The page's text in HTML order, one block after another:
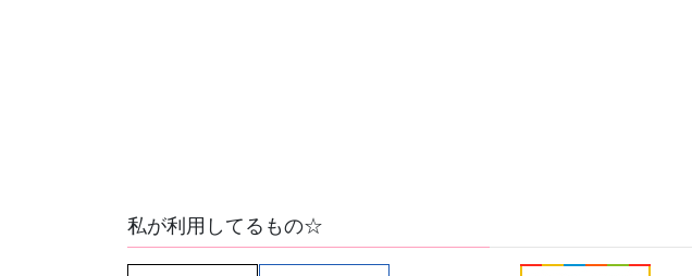
私が利用してるもの☆